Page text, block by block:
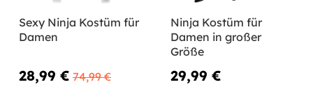
Sexy Ninja Kostüm für
Damen
28,99 € 74,99 €
Ninja Kostüm für
Damen in großer
Größe
29,99 €